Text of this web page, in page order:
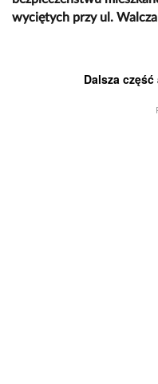
wyciętych przy ul.
Dalsza